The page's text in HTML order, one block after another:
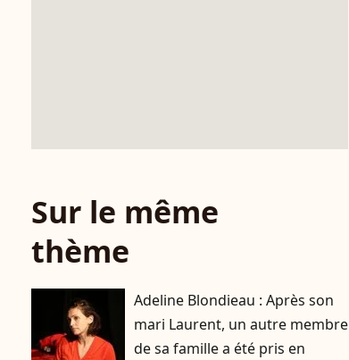
Sur le même
thème
Adeline Blondieau : Après son
mari Laurent, un autre membre
de sa famille a été pris en